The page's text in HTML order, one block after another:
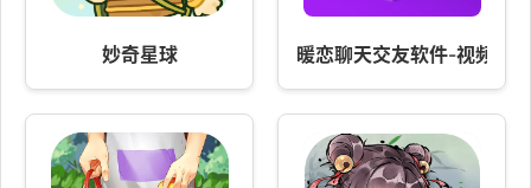
妙奇星球 暖恋聊天交友软件-视频聊天